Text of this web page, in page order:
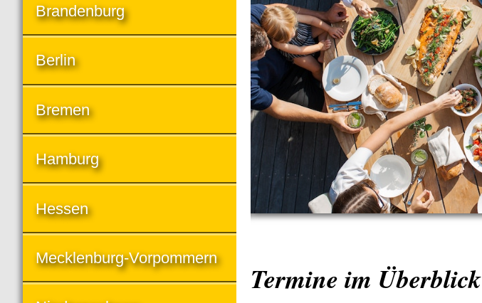
Termine im Überblick
Brandenburg
Berlin
Bremen
Hamburg
Hessen
Mecklenburg-Vorpommern